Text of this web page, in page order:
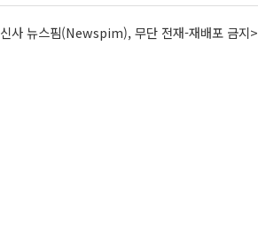
사 뉴스핌(Newspim), 무단 전재-재배포 금지>